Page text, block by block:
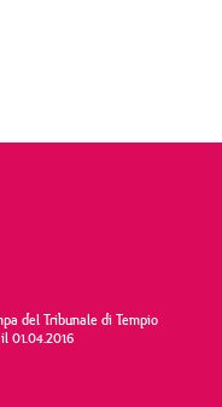
del Tribunale di Tempio
01.04.2016